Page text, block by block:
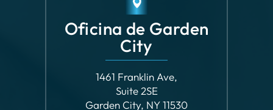
1461 Franklin Ave,
Suite 2SE
Garden City, NY 11530
VER CÓMO LLEGAR